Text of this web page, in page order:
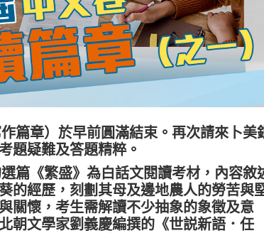
篇章）於早前圓滿結束。再次請來卜美
題疑難及答題精粹。
篇《繁盛》為白話文閱讀考材，內容敘
的經歷，刻劃其母及邊地農人的勞苦與
關懷，考生需解讀不少抽象的象徵及意
朝文學家劉義慶編撰的《世説新語．任